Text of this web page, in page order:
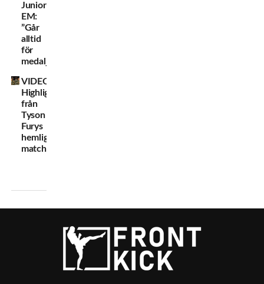
Junior-
EM:
”Går
alltid
för
medalj!”
VIDEO:
Highlights
från
Tyson
Furys
hemliga
match